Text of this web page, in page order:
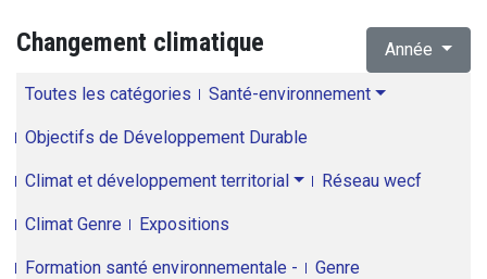
Changement climatique Année
Toutes les catégories Santé-environnement
Objectifs de Développement Durable
Climat et développement territorial Réseau wecf
Climat Genre Expositions
Formation santé environnementale - Genre